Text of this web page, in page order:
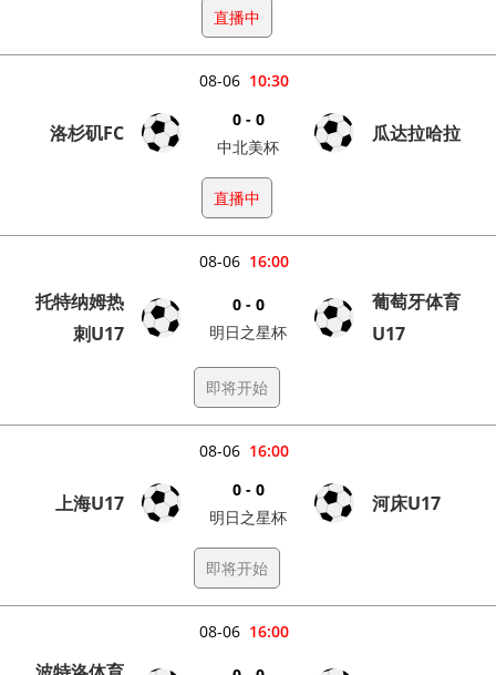
直播中
10:30
08-06
洛杉矶FC
0 - 0
中北美杯
瓜达拉哈拉
直播中
16:00
08-06
托特纳姆热
刺U17
0 - 0
明日之星杯
葡萄牙体育
U17
即将开始
16:00
08-06
上海U17
0 - 0
明日之星杯
河床U17
即将开始
16:00
08-06